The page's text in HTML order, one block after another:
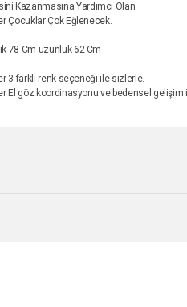
Kazanmasına Yardımcı Olan
Çocuklar Çok Eğlenecek.
78 Cm uzunluk 62 Cm
3 farklı renk seçeneği ile sizlerle.
El göz koordinasyonu ve bedensel gelişim